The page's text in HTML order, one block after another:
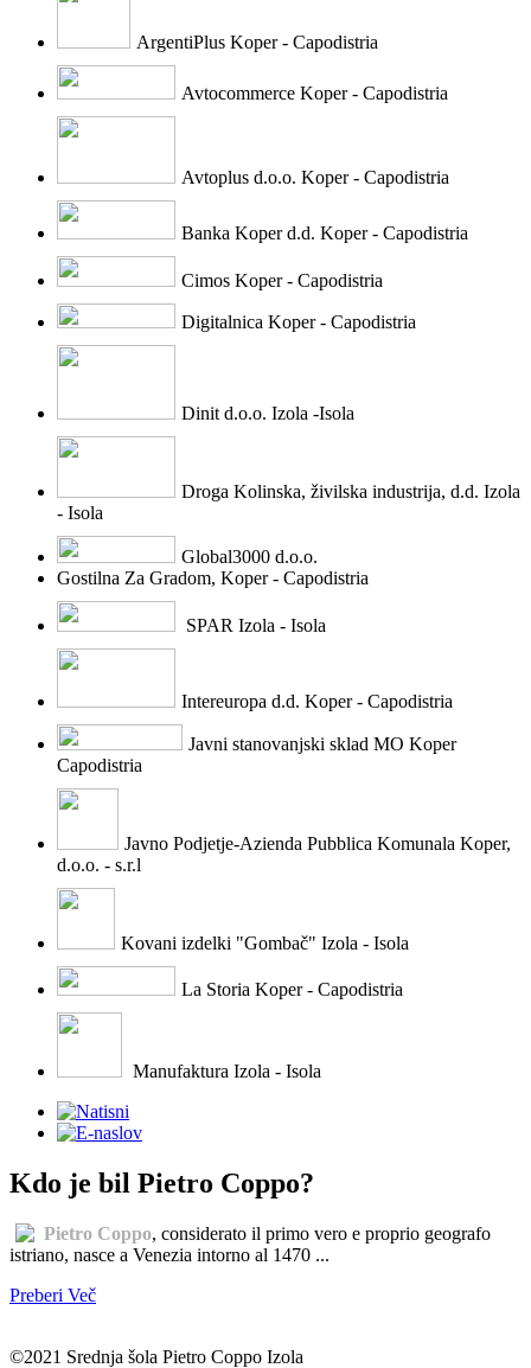
ArgentiPlus Koper - Capodistria
Avtocommerce Koper - Capodistria
Avtoplus d.o.o. Koper - Capodistria
Banka Koper d.d. Koper - Capodistria
Cimos Koper - Capodistria
Digitalnica Koper - Capodistria
Dinit d.o.o. Izola -Isola
Droga Kolinska, živilska industrija, d.d. Izola
- Isola
Global3000 d.o.o.
Gostilna Za Gradom, Koper - Capodistria
SPAR Izola - Isola
Intereuropa d.d. Koper - Capodistria
Javni stanovanjski sklad MO Koper
Capodistria
Javno Podjetje-Azienda Pubblica Komunala Koper,
d.o.o. - s.r.l
Kovani izdelki "Gombač" Izola - Isola
La Storia Koper - Capodistria
Manufaktura Izola - Isola
Kdo je bil Pietro Coppo?
Pietro Coppo, considerato il primo vero e proprio geografo
istriano, nasce a Venezia intorno al 1470 ...
Preberi Več
©2021 Srednja šola Pietro Coppo Izola